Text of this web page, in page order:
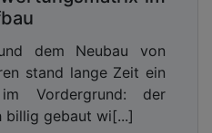
dem Neubau von
stand lange Zeit ein
Vordergrund: der
billig gebaut wi[...]